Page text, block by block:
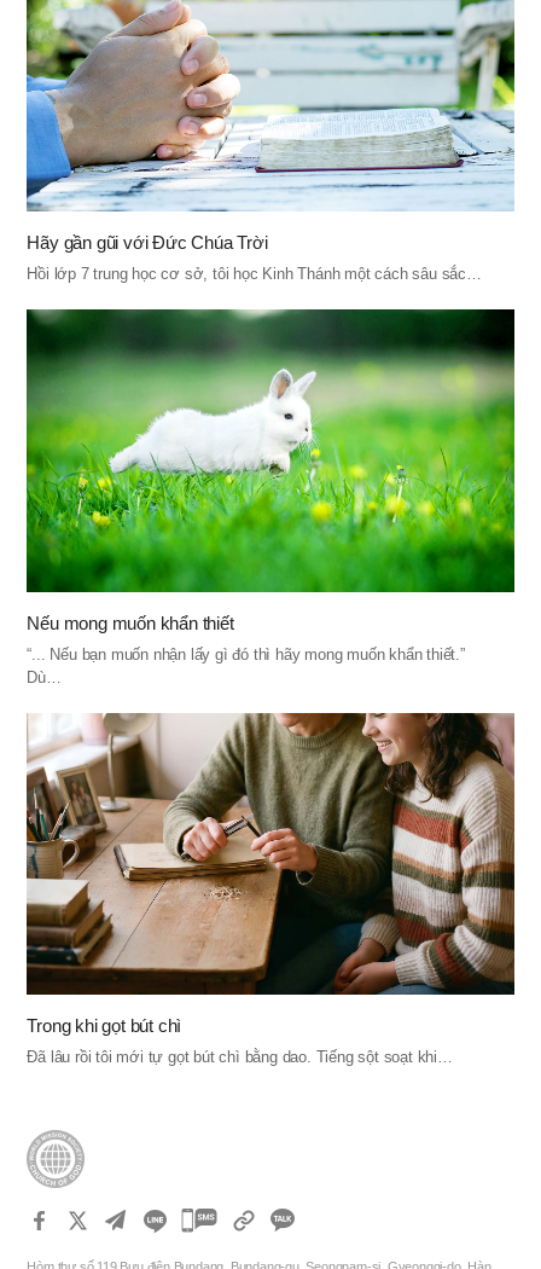
Hãy gần gũi với Đức Chúa Trời
Hồi lớp 7 trung học cơ sở, tôi học Kinh Thánh một cách sâu sắc…
Nếu mong muốn khẩn thiết
“... Nếu bạn muốn nhận lấy gì đó thì hãy mong muốn khẩn thiết.”
Dù…
Trong khi gọt bút chì
Đã lâu rồi tôi mới tự gọt bút chì bằng dao. Tiếng sột soạt khi…
카